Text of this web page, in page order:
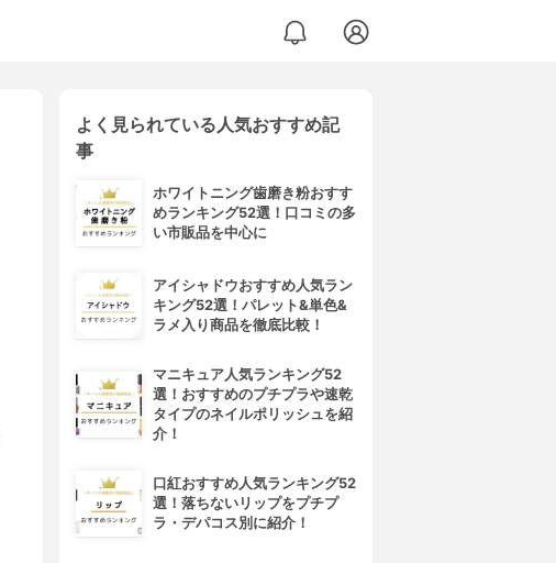
よく見られている人気おすすめ記
事
ホワイトニング歯磨き粉おすす
めランキング52選！口コミの多
い市販品を中心に
アイシャドウおすすめ人気ラン
キング52選！パレット&単色&
ラメ入り商品を徹底比較！
マニキュア人気ランキング52
選！おすすめのプチプラや速乾
タイプのネイルポリッシュを紹
介！
口紅おすすめ人気ランキング52
選！落ちないリップをプチプ
ラ・デパコス別に紹介！